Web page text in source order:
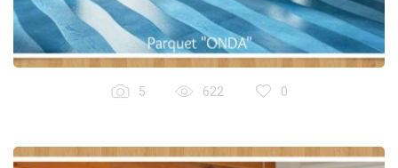
5 622 0